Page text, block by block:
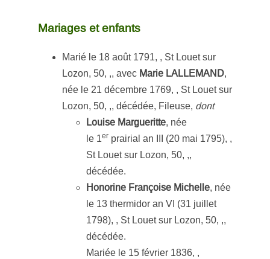
Mariages et enfants
Marié le 18 août 1791, , St Louet sur
Lozon, 50, ,, avec Marie LALLEMAND,
née le 21 décembre 1769, , St Louet sur
Lozon, 50, ,, décédée, Fileuse, dont
Louise Margueritte, née
le 1er prairial an III (20 mai 1795), ,
St Louet sur Lozon, 50, ,,
décédée.
Honorine Françoise Michelle, née
le 13 thermidor an VI (31 juillet
1798), , St Louet sur Lozon, 50, ,,
décédée.
Mariée le 15 février 1836, ,